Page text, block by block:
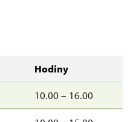
Hodiny
10.00 – 16.00